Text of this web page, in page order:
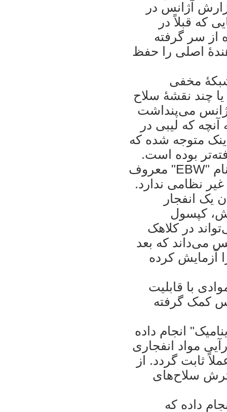
آژانس در
که قبلاً در
از سر گرفته
اصلی را حفظ
مخفی
چند نقشۀ سلاح
می‌پنداشت
که ليبی در
اينک متوجه شده که
بوده است.
- ايران چاشنی‌هايی ساخته است که به نام "EBW" معروف
نظامی ندارد.
يک انفجار
کپسول
در کلاهک
می‌داند که بعد
را آزمايش کرده
با قابليت
کمک گرفته
انجام داده
مواد انفجاری
ثابت گردد. از
سلاح‌های
داده که